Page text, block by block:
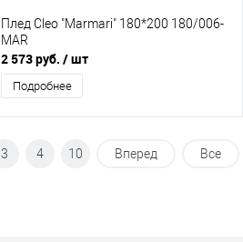
Плед Cleo "Marmari" 180*200 180/006-
MAR
2 573 руб. / шт
Подробнее
3 4 10 Вперед Все